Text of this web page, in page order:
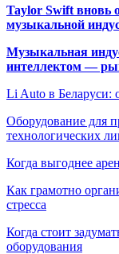
Taylor Swift вновь
музыкальной
Музыкальная
интеллектом —
Li Auto в Беларуси:
Оборудование для
технологических
Когда выгоднее
Как грамотно
стресса
Когда стоит
оборудования